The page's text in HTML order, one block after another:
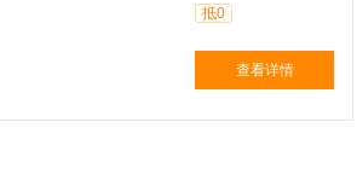
抵0
查看详情